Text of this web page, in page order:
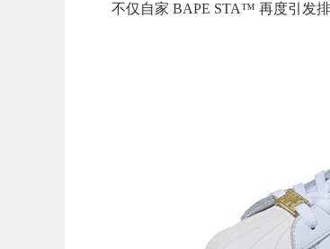
不仅自家 BAPE STA™ 再度引发